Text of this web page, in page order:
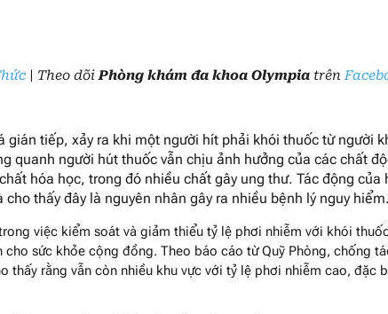
| Theo dõiPhòng khám đa khoa Olympia trên
gián tiếp, xảy ra khi một người hít phải khói thuốc từ người
quanh người hút thuốc vẫn chịu ảnh hưởng của các chất
hóa học, trong đó nhiều chất gây ung thư. Tác động của
thấy đây là nguyên nhân gây ra nhiều bệnh lý nguy hiểm.
việc kiểm soát và giảm thiểu tỷ lệ phơi nhiễm với khói
sức khỏe cộng đồng. Theo báo cáo từ Quỹ Phòng, chống
thấy rằng vẫn còn nhiều khu vực với tỷ lệ phơi nhiễm cao, đặc